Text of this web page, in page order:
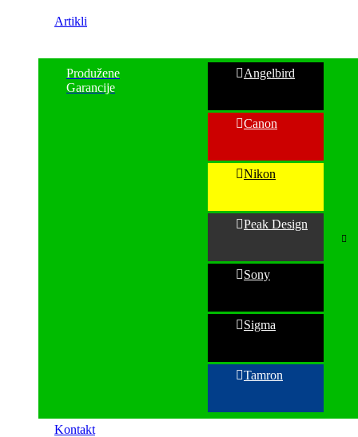
Artikli
Produžene
Garancije
Angelbird
Canon
Nikon
Peak Design
Sony
Sigma
Tamron
Kontakt